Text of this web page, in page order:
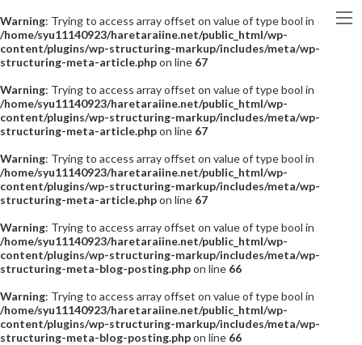
Warning: Trying to access array offset on value of type bool in
/home/syu11140923/haretaraiine.net/public_html/wp-
content/plugins/wp-structuring-markup/includes/meta/wp-
structuring-meta-article.phpon line 67
Warning: Trying to access array offset on value of type bool in
/home/syu11140923/haretaraiine.net/public_html/wp-
content/plugins/wp-structuring-markup/includes/meta/wp-
structuring-meta-article.phpon line 67
Warning: Trying to access array offset on value of type bool in
/home/syu11140923/haretaraiine.net/public_html/wp-
content/plugins/wp-structuring-markup/includes/meta/wp-
structuring-meta-article.phpon line 67
Warning: Trying to access array offset on value of type bool in
/home/syu11140923/haretaraiine.net/public_html/wp-
content/plugins/wp-structuring-markup/includes/meta/wp-
structuring-meta-blog-posting.phpon line 66
Warning: Trying to access array offset on value of type bool in
/home/syu11140923/haretaraiine.net/public_html/wp-
content/plugins/wp-structuring-markup/includes/meta/wp-
structuring-meta-blog-posting.phpon line 66